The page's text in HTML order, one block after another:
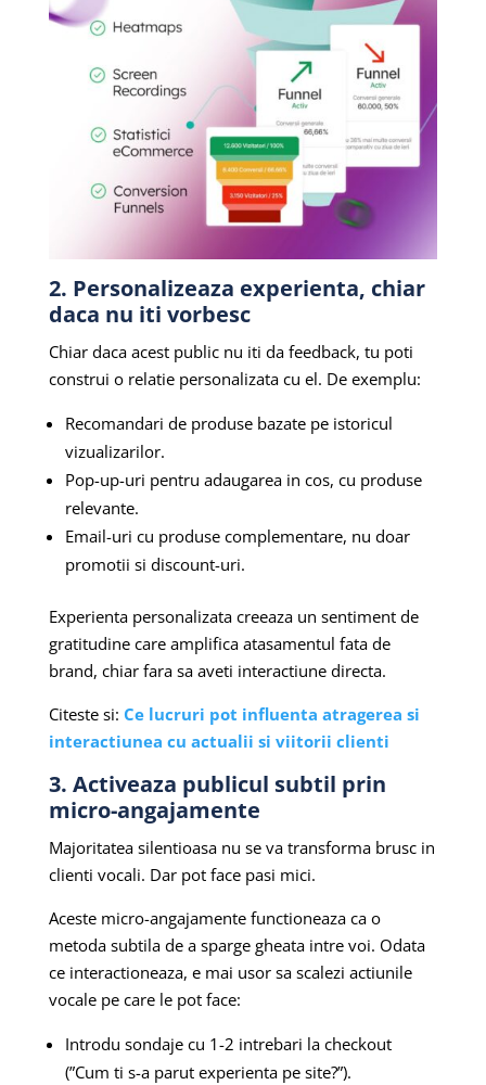
2. Personalizeaza experienta, chiar
daca nu iti vorbesc
Chiar daca acest public nu iti da feedback, tu poti
construi o relatie personalizata cu el. De exemplu:
Recomandari de produse bazate pe istoricul
vizualizarilor.
Pop-up-uri pentru adaugarea in cos, cu produse
relevante.
Email-uri cu produse complementare, nu doar
promotii si discount-uri.
Experienta personalizata creeaza un sentiment de
gratitudine care amplifica atasamentul fata de
brand, chiar fara sa aveti interactiune directa.
Citeste si: Ce lucruri pot influenta atragerea si
interactiunea cu actualii si viitorii clienti
3. Activeaza publicul subtil prin
micro-angajamente
Majoritatea silentioasa nu se va transforma brusc in
clienti vocali. Dar pot face pasi mici.
Aceste micro-angajamente functioneaza ca o
metoda subtila de a sparge gheata intre voi. Odata
ce interactioneaza, e mai usor sa scalezi actiunile
vocale pe care le pot face:
Introdu sondaje cu 1-2 intrebari la checkout
(”Cum ti s-a parut experienta pe site?”).